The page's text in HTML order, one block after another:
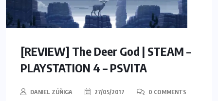
[REVIEW] The Deer God | STEAM –
PLAYSTATION 4 – PSVITA
DANIEL ZÚÑIGA 27/05/2017 0 COMMENTS